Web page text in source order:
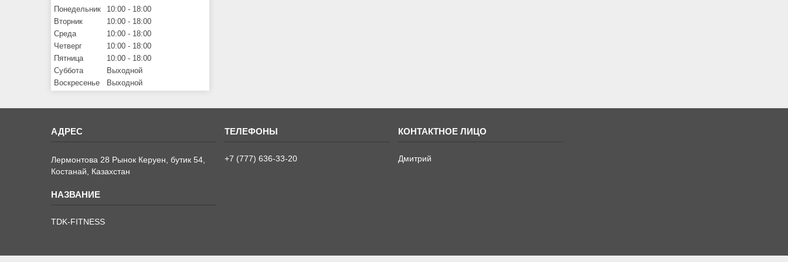
Понедельник 10:00
18:00
Вторник
10:00
18:00
Среда
10:00
18:00
Четверг
10:00
18:00
Пятница
10:00
18:00
Суббота
Выходной
Воскресенье
Выходной
Лермонтова 28 Рынок Керуен, бутик 54,
Костанай, Казахстан
TDK-FITNESS
+7 (777) 636-33-20 Дмитрий